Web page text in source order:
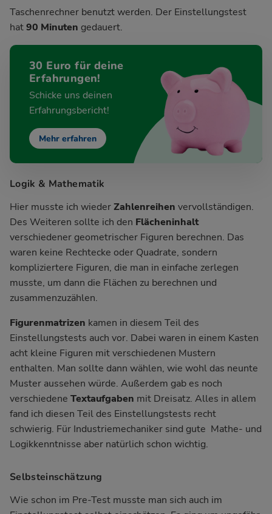
Taschenrechner benutzt werden. Der Einstellungstest
hat90 Minuten gedauert.
30 Euro für deine
Erfahrungen!
Schicke uns deinen
Erfahrungsbericht!
Mehr erfahren
Logik & Mathematik
Hier musste ich wiederZahlenreihen vervollständigen.
Des Weiteren sollte ich den Flächeninhalt
verschiedener geometrischer Figuren berechnen. Das
waren keine Rechtecke oder Quadrate, sondern
kompliziertere Figuren, die man in einfache zerlegen
musste, um dann die Flächen zu berechnen und
zusammenzuzählen.
Figurenmatrizen kamen in diesem Teil des
Einstellungstests auch vor. Dabei waren in einem Kasten
acht kleine Figuren mit verschiedenen Mustern
enthalten. Man sollte dann wählen, wie wohl das neunte
Muster aussehen würde. Außerdem gab es noch
verschiedene Textaufgaben mit Dreisatz. Alles in allem
fand ich diesen Teil des Einstellungstests recht
schwierig. Für Industriemechaniker sind gute Mathe- und
Logikkenntnisse aber natürlich schon wichtig.
Selbsteinschätzung
Wie schon im Pre-Test musste man sich auch im